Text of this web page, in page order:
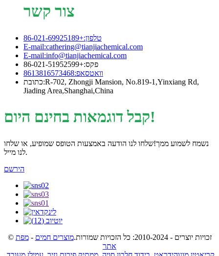
צור קשר
טלפון:+86-021-69925189
E-mail:cathering@tianjiachemical.com
E-mail:info@tianjiachemical.com
פקס:+86-021-51952599
וואטסאפ:8613816573468
כתובת:R-702, Zhongji Mansion, No.819-1,Yinxiang Rd,
Jiading Area,Shanghai,China
קבל דוגמאות בחינם היום!
נשמח לשמוע ממך!שלחו לנו הודעה באמצעות הטופס שמופיע, או שלחו
לנו מייל.
הירשם
© זכויות יוצרים - 2010-2024: כל הזכויות שמורות. מוצרים חמים -מפת
אתר